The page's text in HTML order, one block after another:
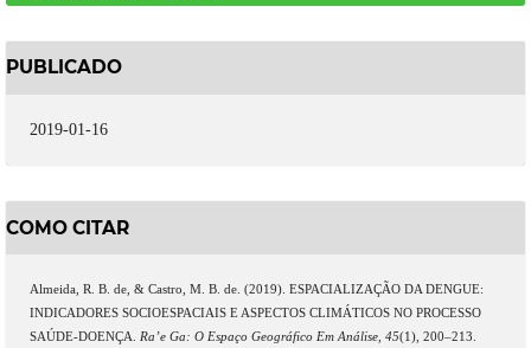
PUBLICADO
2019-01-16
COMO CITAR
Almeida, R. B. de, & Castro, M. B. de. (2019). ESPACIALIZAÇÃO DA DENGUE:
INDICADORES SOCIOESPACIAIS E ASPECTOS CLIMÁTICOS NO PROCESSO
SAÚDE-DOENÇA. Ra’e Ga: O Espaço Geográfico Em Análise, 45(1), 200–213.